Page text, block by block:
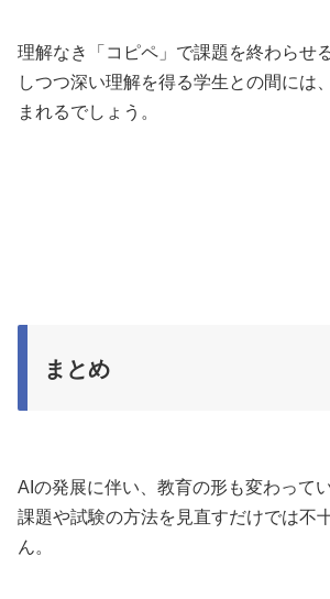
理解なき「コピペ」で課題を終わらせ
しつつ深い理解を得る学生との間には
まれるでしょう。
まとめ
AIの発展に伴い、教育の形も変わって
課題や試験の方法を見直すだけでは不
ん。